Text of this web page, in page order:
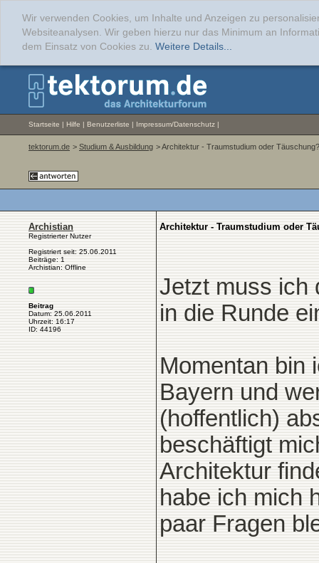
Wir verwenden Cookies, um Inhalte und Anzeigen zu
Websiteanalysen. Wir geben hierzu nur das Minimum an
dem Einsatz von Cookies zu. Weitere Details...
Startseite | Hilfe | Benutzerliste | Impressum/Datenschutz |
tektorum.de > Studium & Ausbildung > Architektur - Traumstudium oder Täuschung?
Archistian
Registrierter Nutzer
Registriert seit: 25.06.2011
Beiträge: 1
Archistian: Offline
Beitrag
Datum: 25.06.2011
Uhrzeit: 16:17
ID: 44196
Architektur - Traumstudium oder
Jetzt muss ich
in die Runde
Momentan bin
Bayern und
(hoffentlich)
beschäftigt
Architektur
habe ich mich
paar Fragen